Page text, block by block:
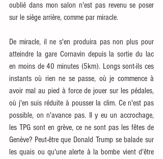
oublié dans mon salon n'est pas revenu se poser
sur le siège arrière, comme par miracle.
De miracle, il ne s'en produira pas non plus pour
atteindre la gare Cornavin depuis la sortie du lac
en moins de 40 minutes (5km). Longs sont-ils ces
instants où rien ne se passe, où je commence à
avoir mal au pied à force de jouer sur les pédales,
où j'en suis réduite à pousser la clim. Ce n'est pas
possible, on n'avance pas. Il y eu un accrochage,
les TPG sont en grève, ce ne sont pas les fêtes de
Genève? Peut-être que Donald Trump se balade sur
les quais ou qu'une alerte à la bombe vient d'être